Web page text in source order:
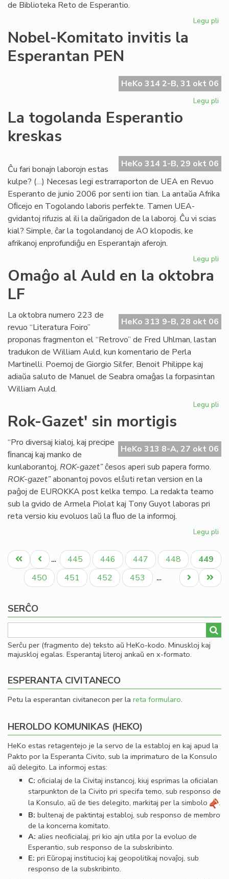
de Biblioteka Reto de Esperantio.
Legu pli
Nobel-Komitato invitis la
Esperantan PEN
HeKo 314 2-B, 31 okt 06
Legu pli
La togolanda Esperantio
kreskas
HeKo 314 1-B, 29 okt 06
Ĉu fari bonajn laborojn estas
kulpe? (…) Necesas legi estrarraporton de UEA en Revuo
Esperanto de junio 2006 por senti ion tian. La antaŭa Afrika
Oﬁcejo en Togolando laboris perfekte. Tamen UEA-
gvidantoj rifuzis al ili la daŭrigadon de la laboroj. Ĉu vi scias
kial? Simple, ĉar la togolandanoj de AO klopodis, ke
afrikanoj enprofundiĝu en Esperantajn aferojn.
Legu pli
Omaĝo al Auld en la oktobra
LF
HeKo 313 9-B, 28 okt 06
La oktobra numero 223 de
revuo “Literatura Foiro”
proponas fragmenton el “Retrovo” de Fred Uhlman, lastan
tradukon de William Auld, kun komentario de Perla
Martinelli. Poemoj de Giorgio Silfer, Benoit Philippe kaj
adiaŭa saluto de Manuel de Seabra omaĝas la forpasintan
William Auld.
Legu pli
la
Rok-Gazet' sin mortigis
HeKo 313 8-A, 27 okt 06
“Pro diversaj kialoj, kaj precipe
ﬁnancaj kaj manko de
kunlaborantoj, ROK-gazet”ĉesos aperi sub papera formo.
ROK-gazet”abonantoj povos elŝuti retan version en la
paĝoj de EUROKKA post kelka tempo. La redakta teamo
sub la gvido de Armela Piolat kaj Tony Guyot laboras pri
reta versio kiu evoluos laŭ la ﬂuo de la informoj.
Legu pli
sin
Pagination
Unua
paĝo
Antaŭa
paĝo
… Paĝo
445 Paĝo
446 Paĝo
447 Paĝo
448
Aktuala
paĝo
449
Paĝo
450 Paĝo
451 Paĝo
452 Paĝo
453 …
Last
page
Next
page
SERĈO
Serĉu per (fragmento de) teksto aŭ HeKo-kodo. Minuskloj kaj
majuskloj egalas. Esperantaj literoj ankaŭ en x-formato.
ESPERANTA CIVITANECO
Petu la esperantan civitanecon per la reta formularo.
HEROLDO KOMUNIKAS (HEKO)
HeKo estas retagentejo je la servo de la establoj en kaj apud la
Pakto por la Esperanta Civito, sub la imprimaturo de la Konsulo
aŭ delegito. La informoj estas:
C: oﬁcialaj de la Civitaj instancoj, kiuj esprimas la oﬁcialan
starpunkton de la Civito pri specifa temo, sub responso de
la Konsulo, aŭ de ties delegito, markitaj per la simbolo
.
B: bultenaj de paktintaj establoj, sub responso de membro
de la koncerna komitato.
A: alies neoﬁcialaj, pri kio ajn utila por la evoluo de
Esperantio, sub responso de la subskribinto.
E: pri Eŭropaj institucioj kaj geopolitikaj novaĵoj, sub
responso de la subskribinto.